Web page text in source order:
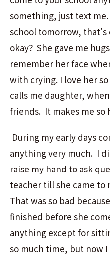
something, just text
school tomorrow, that’s
okay? She gave me
remember her face
with crying. I love her
calls me daughter,
friends. It makes me so
During my early days
anything very much. I
raise my hand to ask
teacher till she came to
That was so bad
finished before she
anything except for
so much time, but now